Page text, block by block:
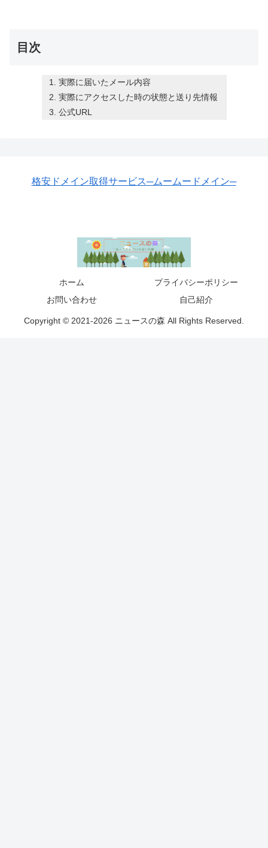
目次
実際に届いたメール内容
実際にアクセスした時の状態と送り先情報
公式URL
格安ドメイン取得サービス─ムームードメイン─
ホーム
プライバシーポリシー
お問い合わせ
自己紹介
Copyright © 2021-2026 ニュースの森 All Rights Reserved.